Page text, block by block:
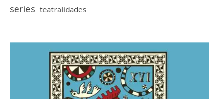
series teatralidades